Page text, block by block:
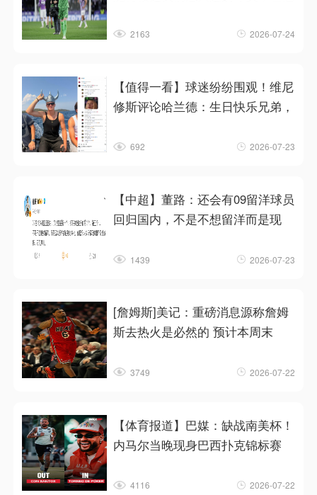
2163 2026-07-24
【值得一看】球迷纷纷围观！维尼
修斯评论哈兰德：生日快乐兄弟，
692 2026-07-23
【中超】董路：还会有09留洋球员
回归国内，不是不想留洋而是现
1439 2026-07-23
[詹姆斯]美记：重磅消息源称詹姆
斯去热火是必然的 预计本周末
3749 2026-07-22
【体育报道】巴媒：缺战南美杯！
内马尔当晚现身巴西扑克锦标赛
4116 2026-07-22